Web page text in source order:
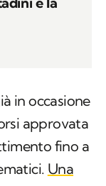
in occasione
approvata
fino a
Una